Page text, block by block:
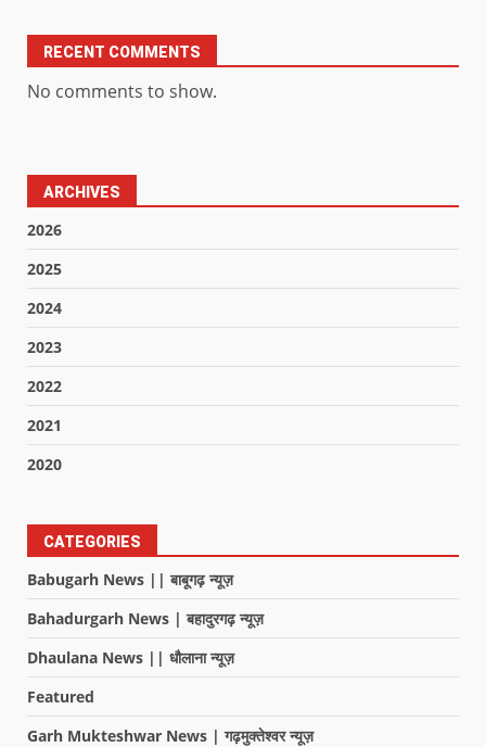
RECENT COMMENTS
No comments to show.
ARCHIVES
2026
2025
2024
2023
2022
2021
2020
CATEGORIES
Babugarh News || बाबूगढ़ न्यूज़
Bahadurgarh News | बहादुरगढ़ न्यूज़
Dhaulana News || धौलाना न्यूज़
Featured
Garh Mukteshwar News | गढ़मुक्तेश्वर न्यूज़